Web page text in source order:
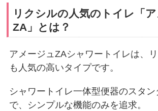
リクシルの人気のトイレ「
ZA」とは？
アメージュZAシャワートイレは、
も人気の高いタイプです。
シャワートイレ一体型便器のスタ
で、シンプルな機能のみを追求。